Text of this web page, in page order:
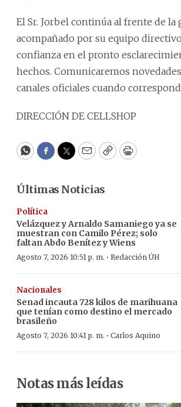
El Sr. Jorbel continúa al frente de la
acompañado por su equipo
confianza en el pronto
hechos. Comunicaremos
canales oficiales cuando
DIRECCIÓN DE CELLSHOP
WhatsApp
Facebook
Twitter
EmailCopyPrint
Últimas Noticias
Política
Velázquez y Arnaldo Samaniego ya se
muestran con Camilo Pérez; solo
faltan Abdo Benítez y Wiens
Agosto 7, 2026 10:51 p. m. · Redacción ÚH
Nacionales
Senad incauta 728 kilos de marihuana
que tenían como destino el mercado
brasileño
Agosto 7, 2026 10:41 p. m. · Carlos Aquino
Notas más leídas